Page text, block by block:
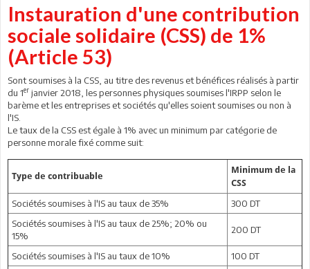
Instauration d'une contribution
sociale solidaire (CSS) de 1%
(Article 53)
Sont soumises à la CSS, au titre des revenus et bénéfices réalisés à partir
du 1er janvier 2018, les personnes physiques soumises l'IRPP selon le
barème et les entreprises et sociétés qu'elles soient soumises ou non à
l'IS.
Le taux de la CSS est égale à 1% avec un minimum par catégorie de
personne morale fixé comme suit:
Type de contribuable
Minimum de la
CSS
Sociétés soumises à l'IS au taux de 35%
300 DT
Sociétés soumises à l'IS au taux de 25%; 20% ou
15%
200 DT
Sociétés soumises à l'IS au taux de 10%
100 DT